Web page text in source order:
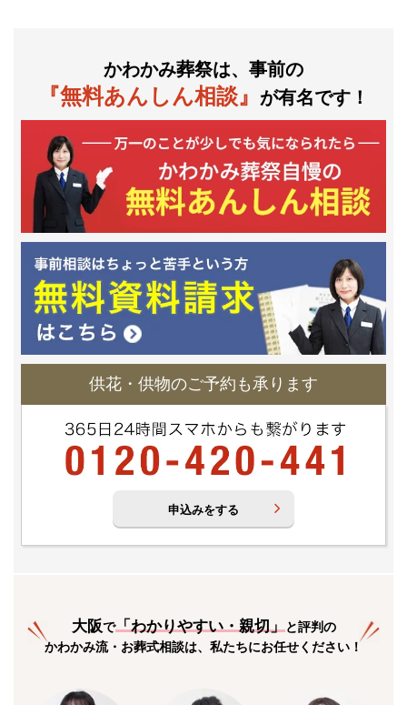
かわかみ葬祭は、事前の
『無料あんしん相談』 が有名です！
供花・供物のご予約も承ります
申込みをする
大阪で「わかりやすい・親切」と評判の
かわかみ流・お葬式相談は、私たちにお任せください！